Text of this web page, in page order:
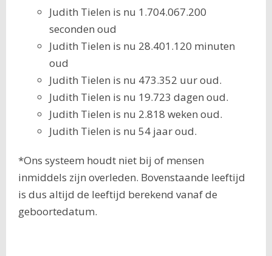
Judith Tielen is nu 1.704.067.200
seconden oud
Judith Tielen is nu 28.401.120 minuten
oud
Judith Tielen is nu 473.352 uur oud.
Judith Tielen is nu 19.723 dagen oud.
Judith Tielen is nu 2.818 weken oud.
Judith Tielen is nu 54 jaar oud.
*Ons systeem houdt niet bij of mensen
inmiddels zijn overleden. Bovenstaande leeftijd
is dus altijd de leeftijd berekend vanaf de
geboortedatum.